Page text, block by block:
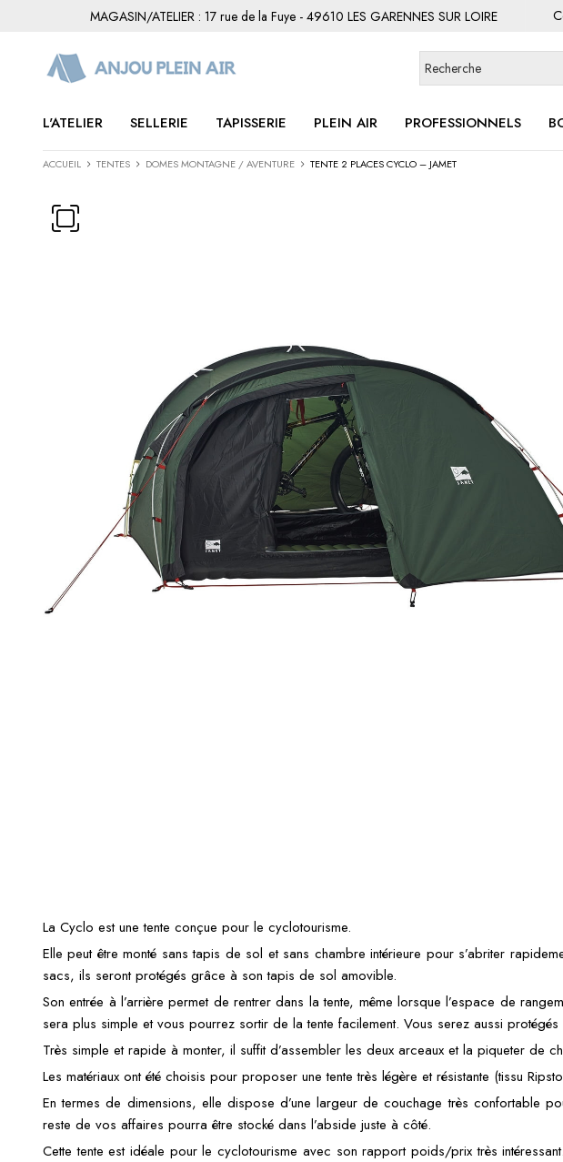
MAGASIN/ATELIER : 17 rue de la Fuye - 49610 LES GARENNES SUR LOIRE
L'ATELIER SELLERIE TAPISSERIE PLEIN AIR PROFESSIONNELS
ACCUEIL TENTES DOMES MONTAGNE / AVENTURE TENTE 2 PLACES CYCLO – JAMET
La Cyclo est une tente conçue pour le cyclotourisme.
Elle peut être monté sans tapis de sol et sans chambre intérieure pour s’abriter
sacs, ils seront protégés grâce à son tapis de sol amovible.
Son entrée à l’arrière permet de rentrer dans la tente, même lorsque l’espace de
sera plus simple et vous pourrez sortir de la tente facilement. Vous serez aussi
Très simple et rapide à monter, il suffit d’assembler les deux arceaux et la piqueter de
Les matériaux ont été choisis pour proposer une tente très légère et résistante (tissu
En termes de dimensions, elle dispose d’une largeur de couchage très confortable
reste de vos affaires pourra être stocké dans l’abside juste à côté.
Cette tente est idéale pour le cyclotourisme avec son rapport poids/prix très